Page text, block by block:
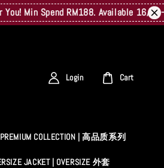
Min Spend RM188. Available 16/
COLLECTION | 高品质系列
JACKET | OVERSIZE 外套
Login Cart